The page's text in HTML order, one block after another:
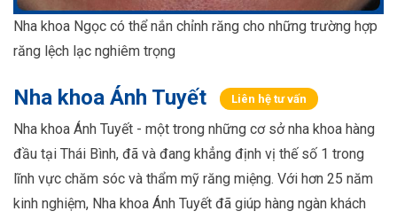
Nha khoa Ngọc có thể nắn chỉnh răng cho những trường hợp
răng lệch lạc nghiêm trọng
Nha khoa Ánh Tuyết Liên hệ tư vấn
Nha khoa Ánh Tuyết - một trong những cơ sở nha khoa hàng
đầu tại Thái Bình, đã và đang khẳng định vị thế số 1 trong
lĩnh vực chăm sóc và thẩm mỹ răng miệng. Với hơn 25 năm
kinh nghiệm, Nha khoa Ánh Tuyết đã giúp hàng ngàn khách